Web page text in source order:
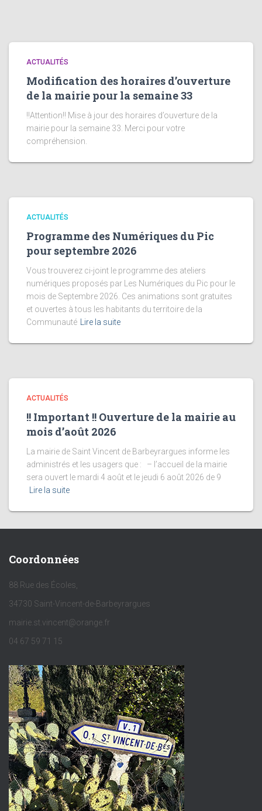
ACTUALITÉS
Modification des horaires d’ouverture
de la mairie pour la semaine 33
!!Attention!! Mise à jour des horaires d’ouverture de la
mairie pour la semaine 33. Merci pour votre
compréhension.
ACTUALITÉS
Programme des Numériques du Pic
pour septembre 2026
Vous trouverez ci-joint le programme des ateliers
numériques proposés par Les Numériques du Pic pour le
mois de Septembre 2026. Ces animations sont gratuites
et ouvertes à tous les habitants du territoire de la
Communauté
Lire la suite
ACTUALITÉS
!! Important !! Ouverture de la mairie au
mois d’août 2026
La mairie de Saint Vincent de Barbeyrargues informe les
administrés et les usagers que : – l’accueil de la mairie
sera ouvert le mardi 4 août et le jeudi 6 août 2026 de 9
Lire la suite
Coordonnées
88 Rue des Écoles,
34730 Saint-Vincent-de-Barbeyrargues
mairie.st.vincent@orange.fr
04 67 59 71 15